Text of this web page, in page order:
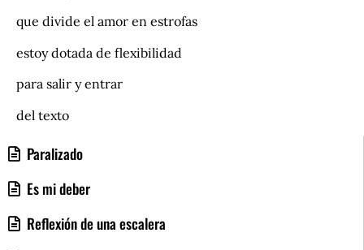
Paralizado
Es mi deber
Reflexión de una escalera
que divide el amor en estrofas
estoy dotada de flexibilidad
para salir y entrar
del texto